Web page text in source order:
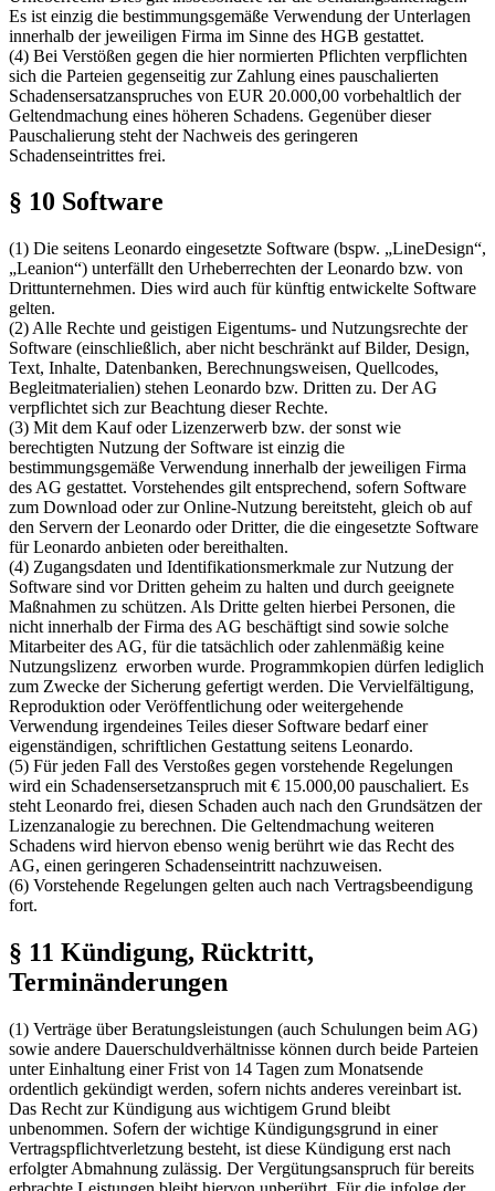
Es ist einzig die bestimmungsgemäße Verwendung der Unterlagen
innerhalb der jeweiligen Firma im Sinne des HGB gestattet.
(4) Bei Verstößen gegen die hier normierten Pflichten verpflichten
sich die Parteien gegenseitig zur Zahlung eines pauschalierten
Schadensersatzanspruches von EUR 20.000,00 vorbehaltlich der
Geltendmachung eines höheren Schadens. Gegenüber dieser
Pauschalierung steht der Nachweis des geringeren
Schadenseintrittes frei.
§ 10 Software
(1) Die seitens Leonardo eingesetzte Software (bspw. „LineDesign“,
„Leanion“) unterfällt den Urheberrechten der Leonardo bzw. von
Drittunternehmen. Dies wird auch für künftig entwickelte Software
gelten.
(2) Alle Rechte und geistigen Eigentums- und Nutzungsrechte der
Software (einschließlich, aber nicht beschränkt auf Bilder, Design,
Text, Inhalte, Datenbanken, Berechnungsweisen, Quellcodes,
Begleitmaterialien) stehen Leonardo bzw. Dritten zu. Der AG
verpflichtet sich zur Beachtung dieser Rechte.
(3) Mit dem Kauf oder Lizenzerwerb bzw. der sonst wie
berechtigten Nutzung der Software ist einzig die
bestimmungsgemäße Verwendung innerhalb der jeweiligen Firma
des AG gestattet. Vorstehendes gilt entsprechend, sofern Software
zum Download oder zur Online-Nutzung bereitsteht, gleich ob auf
den Servern der Leonardo oder Dritter, die die eingesetzte Software
für Leonardo anbieten oder bereithalten.
(4) Zugangsdaten und Identifikationsmerkmale zur Nutzung der
Software sind vor Dritten geheim zu halten und durch geeignete
Maßnahmen zu schützen. Als Dritte gelten hierbei Personen, die
nicht innerhalb der Firma des AG beschäftigt sind sowie solche
Mitarbeiter des AG, für die tatsächlich oder zahlenmäßig keine
Nutzungslizenz erworben wurde. Programmkopien dürfen lediglich
zum Zwecke der Sicherung gefertigt werden. Die Vervielfältigung,
Reproduktion oder Veröffentlichung oder weitergehende
Verwendung irgendeines Teiles dieser Software bedarf einer
eigenständigen, schriftlichen Gestattung seitens Leonardo.
(5) Für jeden Fall des Verstoßes gegen vorstehende Regelungen
wird ein Schadensersetzanspruch mit € 15.000,00 pauschaliert. Es
steht Leonardo frei, diesen Schaden auch nach den Grundsätzen der
Lizenzanalogie zu berechnen. Die Geltendmachung weiteren
Schadens wird hiervon ebenso wenig berührt wie das Recht des
AG, einen geringeren Schadenseintritt nachzuweisen.
(6) Vorstehende Regelungen gelten auch nach Vertragsbeendigung
fort.
§ 11 Kündigung, Rücktritt,
Terminänderungen
(1) Verträge über Beratungsleistungen (auch Schulungen beim AG)
sowie andere Dauerschuldverhältnisse können durch beide Parteien
unter Einhaltung einer Frist von 14 Tagen zum Monatsende
ordentlich gekündigt werden, sofern nichts anderes vereinbart ist.
Das Recht zur Kündigung aus wichtigem Grund bleibt
unbenommen. Sofern der wichtige Kündigungsgrund in einer
Vertragspflichtverletzung besteht, ist diese Kündigung erst nach
erfolgter Abmahnung zulässig. Der Vergütungsanspruch für bereits